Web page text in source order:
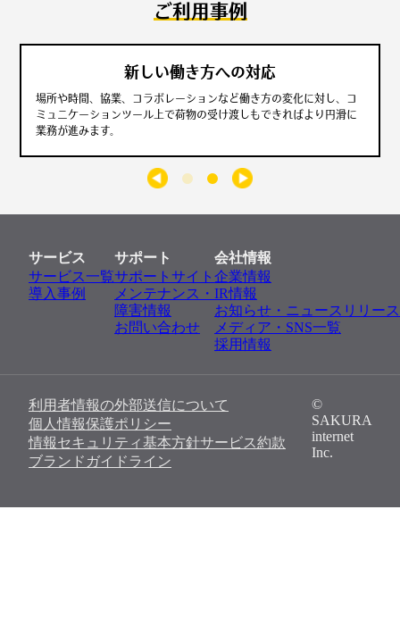
ご利用事例
新しい働き方への対応
場所や時間、協業、コラボレーションなど働き方の変化に対し、コ
ミュニケーションツール上で荷物の受け渡しもできればより円滑に
業務が進みます。
サービス
サービス一覧
導入事例
サポート
サポートサイト
メンテナンス・
障害情報
お問い合わせ
会社情報
企業情報
IR情報
お知らせ・ニュースリリース
メディア・SNS一覧
採用情報
利用者情報の外部送信について
個人情報保護ポリシー
情報セキュリティ基本方針サービス約款
ブランドガイドライン
©
SAKURA
internet
Inc.